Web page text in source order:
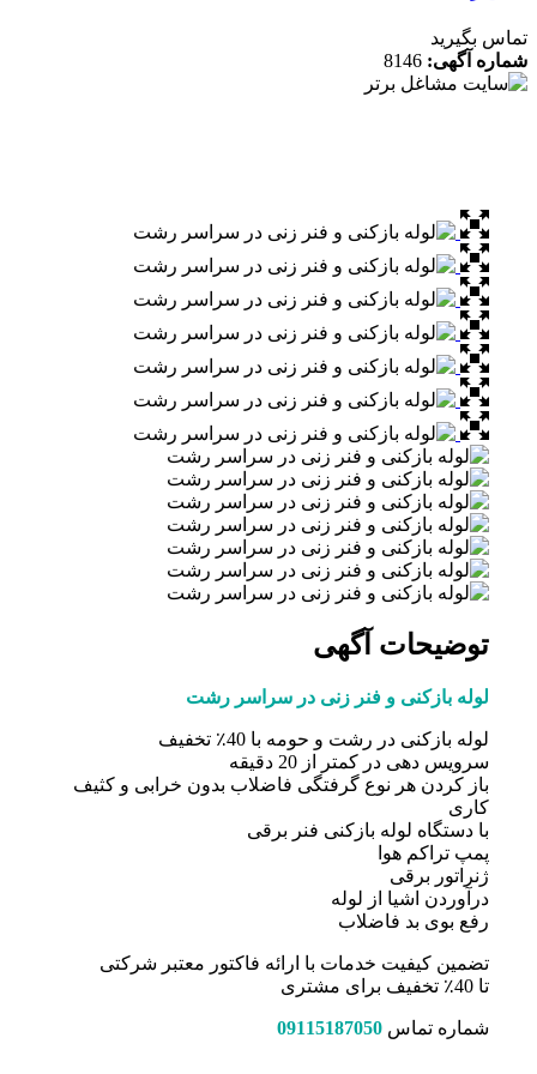
بگیرید
آگهی:8146
توضیحات آگهی
لوله بازکنی و فنر زنی در سراسر رشت
لوله بازکنی در رشت و حومه با 40٪ تخفیف
سرویس دهی در کمتر از 20 دقیقه
باز کردن هر نوع گرفتگی فاضلاب بدون خرابی و کثیف
با دستگاه لوله بازکنی فنر برقی
پمپ تراکم هوا
ژنراتور برقی
درآوردن اشیا از لوله
رفع بوی بد فاضلاب
تضمین کیفیت خدمات با ارائه فاکتور معتبر شرکتی
شماره تماس09115187050